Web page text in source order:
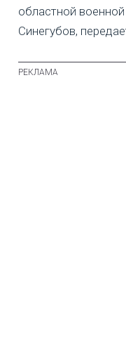
областной
Синегубов,